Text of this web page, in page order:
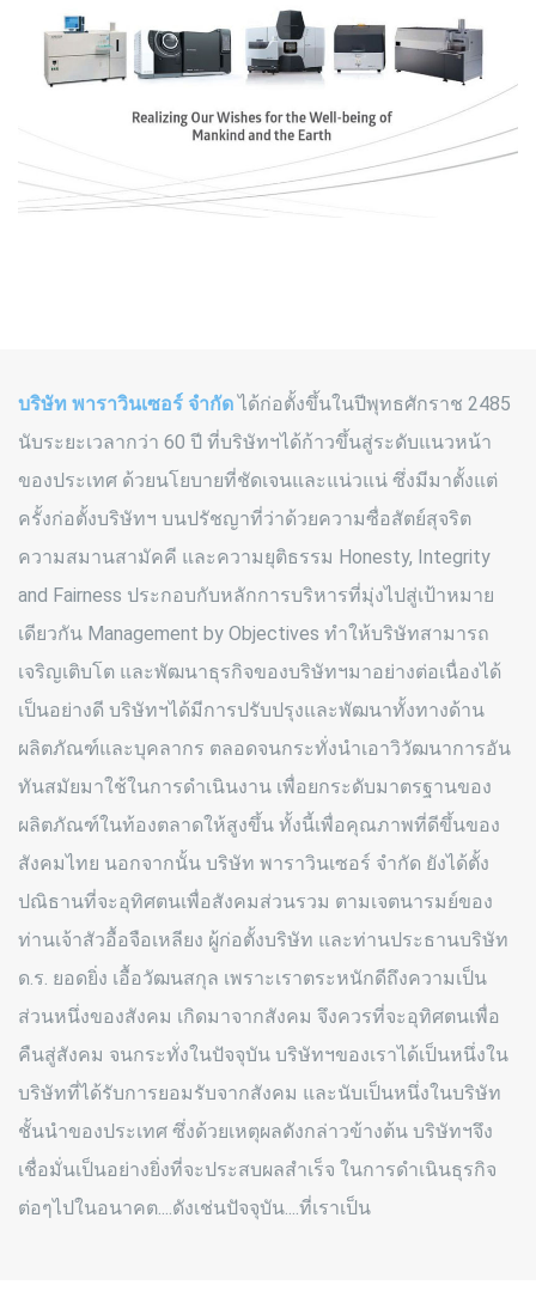
บริษัท พาราวินเซอร์ จำกัดได้ก่อตั้งขึ้นในปีพุทธศักราช 2485
นับระยะเวลากว่า 60 ปี ที่บริษัทฯได้ก้าวขึ้นสู่ระดับแนวหน้า
ของประเทศ ด้วยนโยบายที่ชัดเจนและแน่วแน่ ซึ่งมีมาตั้งแต่
ครั้งก่อตั้งบริษัทฯ บนปรัชญาที่ว่าด้วยความซื่อสัตย์สุจริต
ความสมานสามัคคี และความยุติธรรม Honesty, Integrity
and Fairness ประกอบกับหลักการบริหารที่มุ่งไปสู่เป้าหมาย
เดียวกัน Management by Objectives ทำให้บริษัทสามารถ
เจริญเติบโต และพัฒนาธุรกิจของบริษัทฯมาอย่างต่อเนื่องได้
เป็นอย่างดี บริษัทฯได้มีการปรับปรุงและพัฒนาทั้งทางด้าน
ผลิตภัณฑ์และบุคลากร ตลอดจนกระทั่งนำเอาวิวัฒนาการอัน
ทันสมัยมาใช้ในการดำเนินงาน เพื่อยกระดับมาตรฐานของ
ผลิตภัณฑ์ในท้องตลาดให้สูงขึ้น ทั้งนี้เพื่อคุณภาพที่ดีขึ้นของ
สังคมไทย นอกจากนั้น บริษัท พาราวินเซอร์ จำกัด ยังได้ตั้ง
ปณิธานที่จะอุทิศตนเพื่อสังคมส่วนรวม ตามเจตนารมย์ของ
ท่านเจ้าสัวอื้อจือเหลียง ผู้ก่อตั้งบริษัท และท่านประธานบริษัท
ด.ร. ยอดยิ่ง เอื้อวัฒนสกุล เพราะเราตระหนักดีถึงความเป็น
ส่วนหนึ่งของสังคม เกิดมาจากสังคม จึงควรที่จะอุทิศตนเพื่อ
คืนสู่สังคม จนกระทั่งในปัจจุบัน บริษัทฯของเราได้เป็นหนึ่งใน
บริษัทที่ได้รับการยอมรับจากสังคม และนับเป็นหนึ่งในบริษัท
ชั้นนำของประเทศ ซึ่งด้วยเหตุผลดังกล่าวข้างต้น บริษัทฯจึง
เชื่อมั่นเป็นอย่างยิ่งที่จะประสบผลสำเร็จ ในการดำเนินธุรกิจ
ต่อๆไปในอนาคต....ดังเช่นปัจจุบัน....ที่เราเป็น